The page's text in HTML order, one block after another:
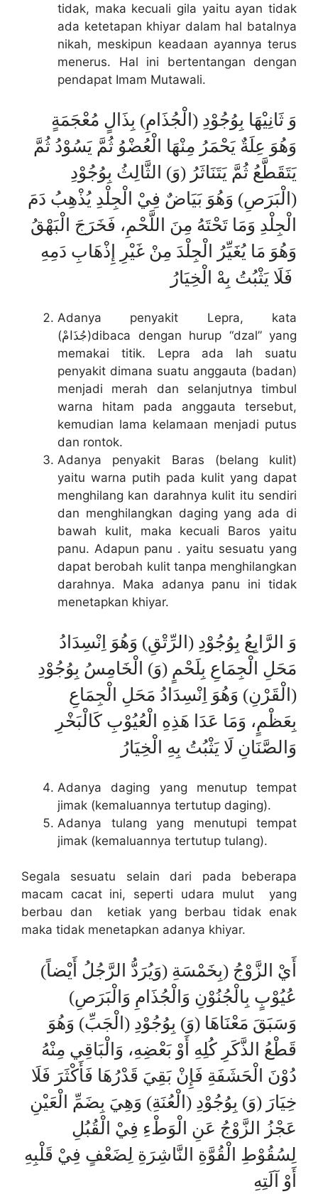
tidak, maka kecuali gila yaitu ayan tidak
ada ketetapan khiyar dalam hal batalnya
nikah, meskipun keadaan ayannya terus
menerus. Hal ini bertentangan dengan
pendapat Imam Mutawali.
وَ ثَانِيْهَا بِوُجُوْدِ (الْجُذَامِ) بِذَالٍ مُعْجَمَةٍ
وَهُوَ عِلَةٌ يَحْمَرُ مِنْهَا الْعُضْوُ ثُمَّ يَسُوْدُ ثُمَّ
يَتَقَطَّعُ ثُمَّ يَتَنَاثَرُ (وَ) الثَّالِثُ بِوُجُوْدِ
(الْبَرَصِ) وَهُوَ بَيَاضٌ فِيْ الْجِلْدِ يُذْهِبُ دَمَ
الْجِلْدِ وَمَا تَحْتَهُ مِنَ اللَّحْمِ، فَخَرَجَ الْبَهْقُ
وَهُوَ مَا يُغَيِّرُ الْجِلْدَ مِنْ غَيْرِ إِذْهَابِ دَمِهِ
Adanya penyakit Lepra, kata
(جُذَامْ)dibaca dengan hurup “dzal” yang
memakai titik. Lepra ada lah suatu
penyakit dimana suatu anggauta (badan)
menjadi merah dan selanjutnya timbul
warna hitam pada anggauta tersebut,
kemudian lama kelamaan menjadi putus
dan rontok.
Adanya penyakit Baras (belang kulit)
yaitu warna putih pada kulit yang dapat
menghilang kan darahnya kulit itu sendiri
dan menghilangkan daging yang ada di
bawah kulit, maka kecuali Baros yaitu
panu. Adapun panu . yaitu sesuatu yang
dapat berobah kulit tanpa menghilangkan
darahnya. Maka adanya panu ini tidak
menetapkan khiyar.
وَ الرَّابِعُ بِوُجُوْدِ (الرِّتْقِ) وَهُوَ اِنْسِدَادُ
مَحَلِ الْجِمَاعِ بِلَحْمٍ (وَ) الْخَامِسُ بِوُجُوْدِ
(الْقَرْنِ) وَهُوَ اِنْسِدَادُ مَحَلِ الْجِمَاعِ
بِعَظْمٍ، وَمَا عَدَا هَذِهِ الْعُيُوْبِ كَالْبَخْرِ
وَالصَّنَانِ لَا يَثْبُتُ بِهِ الْخِيَارُ
Adanya daging yang menutup tempat
jimak (kemaluannya tertutup daging).
Adanya tulang yang menutupi tempat
jimak (kemaluannya tertutup tulang).
Segala sesuatu selain dari pada beberapa
macam cacat ini, seperti udara mulut yang
berbau dan ketiak yang berbau tidak enak
maka tidak menetapkan adanya khiyar.
(وَيُرَدُّ الرَّجُلُ أَيْضاً) أَيْ الزَّوْجُ (بِخَمْسَةِ
عُيُوْبٍ بِالْجُنُوْنِ وَالْجُذَامِ وَالْبَرَصِ)
وَسَبَقَ مَعْنَاهَا (وَ) بِوُجُوْدِ (الْجَبِّ) وَهُوَ
قَطْعُ الذَّكَرِ كُلِهِ أَوْ بَعْضِهِ، وَالْبَاقِي مِنْهُ
دُوْنَ الْحَشَفَةِ فَإِنْ بَقِيَ قَدْرُهَا فَأَكْثَرَ فَلَا
خِيَارَ (وَ) بِوُجُوْدِ (الْعُنَةِ) وَهِيَ بِضَمِّ الْعَيْنِ
عَجْزُ الزَّوْجُ عَنِ الْوَطْءِ فِيْ الْقُبُلِ
لِسُقُوْطِ الْقُوَّةِ النَّاشِرَةِ لِضَعْفٍ فِيْ قَلْبِهِ
أَوْ آلَتِهِ